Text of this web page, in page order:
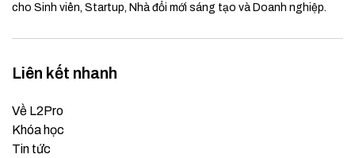
cho Sinh viên, Startup, Nhà đổi mới sáng tạo và Doanh nghiệp.
Liên kết nhanh
Về L2Pro
Khóa học
Tin tức